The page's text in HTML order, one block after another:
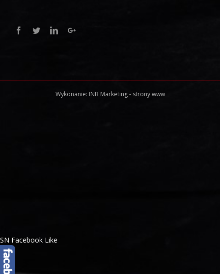
Facebook
TwitterLinkedinGoogle+
Wykonanie: INB Marketing- strony www
SN Facebook Like